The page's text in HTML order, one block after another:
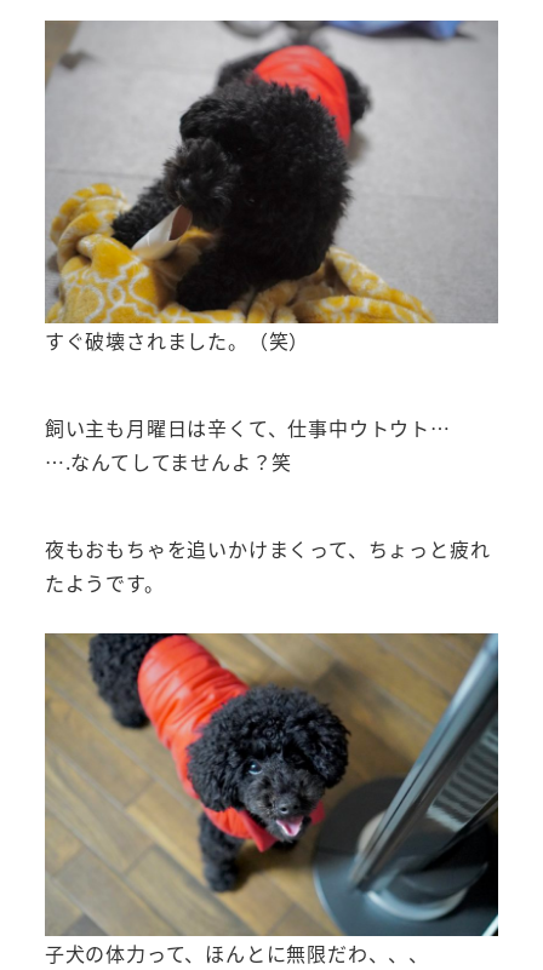
すぐ破壊されました。（笑）
飼い主も月曜日は辛くて、仕事中ウトウト…
….なんてしてませんよ？笑
夜もおもちゃを追いかけまくって、ちょっと疲れ
たようです。
子犬の体力って、ほんとに無限だわ、、、